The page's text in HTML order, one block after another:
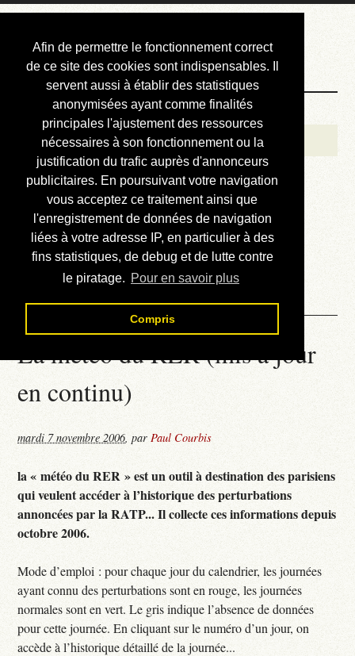
Afin de permettre le fonctionnement correct
de ce site des cookies sont indispensables. Il
servent aussi à établir des statistiques
anonymisées ayant comme finalités
principales l'ajustement des ressources
nécessaires à son fonctionnement ou la
justification du trafic auprès d'annonceurs
publicitaires. En poursuivant votre navigation
vous acceptez ce traitement ainsi que
l'enregistrement de données de navigation
liées à votre adresse IP, en particulier à des
fins statistiques, de debug et de lutte contre
le piratage. Pour en savoir plus
Compris
Courbis, « LE »
Blog Officiel
Bienvenue
Réalisations
Divers (et d’été)
Annonces
Liens externes
Téléchargement
Contact
La météo du RER (mis à jour
en continu)
mardi 7 novembre 2006,parPaul Courbis
la « météo du RER » est un outil à destination des parisiens
qui veulent accéder à l’historique des perturbations
annoncées par la RATP... Il collecte ces informations depuis
octobre 2006.
Mode d’emploi : pour chaque jour du calendrier, les journées
ayant connu des perturbations sont en rouge, les journées
normales sont en vert. Le gris indique l’absence de données
pour cette journée. En cliquant sur le numéro d’un jour, on
accède à l’historique détaillé de la journée...